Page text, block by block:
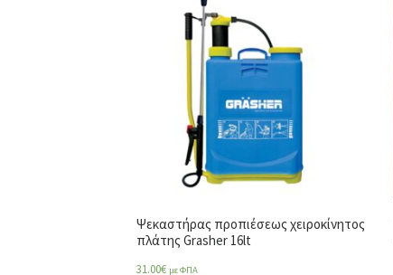
Ψεκαστήρας προπιέσεως χειροκίνητος
πλάτης Grasher 16lt
31.00€ με ΦΠΑ